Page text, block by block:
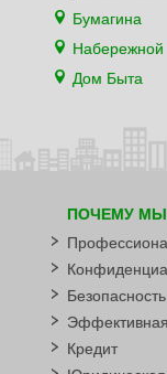
Бумагина
Набережной
Дом Быта
ПОЧЕМУ
Безопасность
Кредит